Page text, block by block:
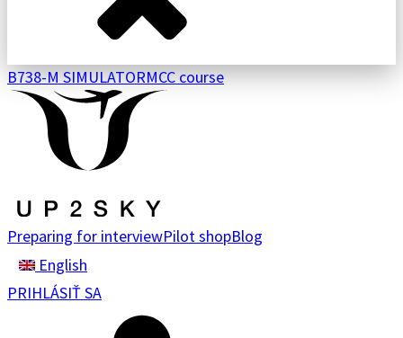
B738-M SIMULATORMCC course
Preparing for interviewPilot shopBlog
English
PRIHLÁSIŤ SA